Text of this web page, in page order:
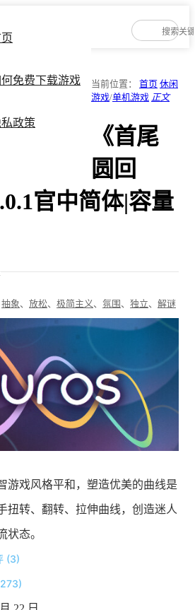
免费下载游戏
私政策
当前位置： 首页 休闲
游戏/单机游戏 正文
《首尾
圆回
官中简体|容量
抽象 、 放松、 极简主义 、 氛围 、 独立、 解谜
游戏风格平和，塑造优美的曲线是
扭转、翻转、拉伸曲线，创造迷人
状态。
(3)